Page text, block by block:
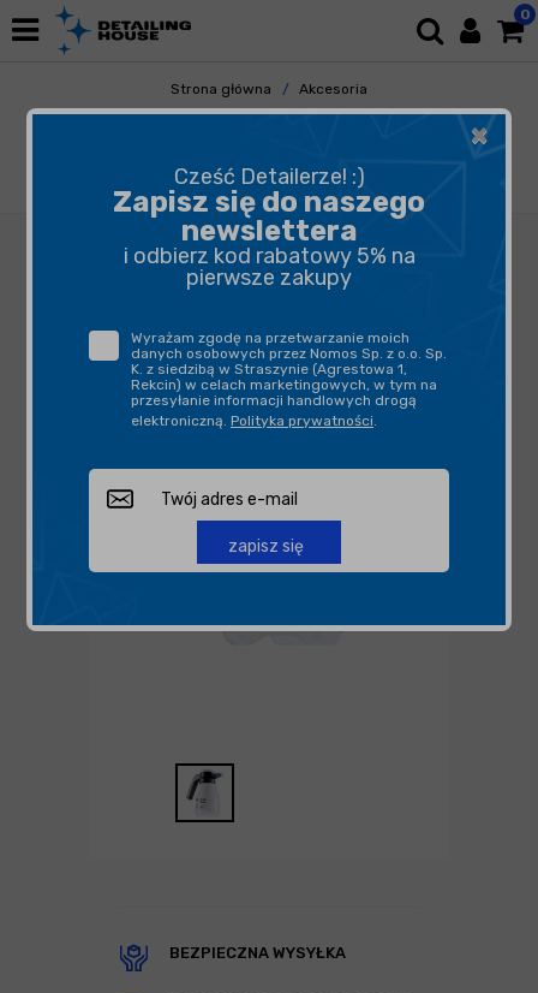
0
Strona główna
Akcesoria
Pozostałe Akcesoria
Mesto Opryskiwacz Ciśnieniowy zasilany
bateryjnie 1.5L
BEZPIECZNA WYSYŁKA
×
Cześć Detailerze! :)
Zapisz się do naszego
newslettera
i odbierz kod rabatowy 5% na
pierwsze zakupy
Wyrażam zgodę na przetwarzanie moich
danych osobowych przez Nomos Sp. z o.o. Sp.
K. z siedzibą w Straszynie (Agrestowa 1,
Rekcin) w celach marketingowych, w tym na
przesyłanie informacji handlowych drogą
elektroniczną. Polityka prywatności.
zapisz się